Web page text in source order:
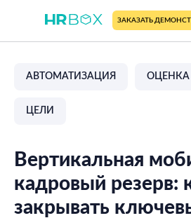
ЗАКАЗАТЬ
АВТОМАТИЗАЦИЯ ОЦЕНКА
ЦЕЛИ
Вертикальная
кадровый резерв:
закрывать